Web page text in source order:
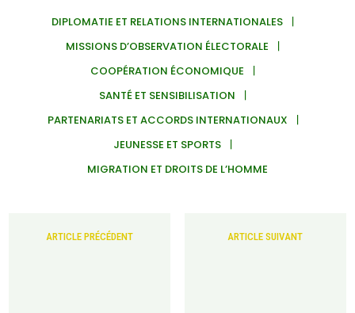
DIPLOMATIE ET RELATIONS INTERNATIONALES
MISSIONS D’OBSERVATION ÉLECTORALE
COOPÉRATION ÉCONOMIQUE
SANTÉ ET SENSIBILISATION
PARTENARIATS ET ACCORDS INTERNATIONAUX
JEUNESSE ET SPORTS
MIGRATION ET DROITS DE L’HOMME
ARTICLE PRÉCÉDENT ARTICLE SUIVANT